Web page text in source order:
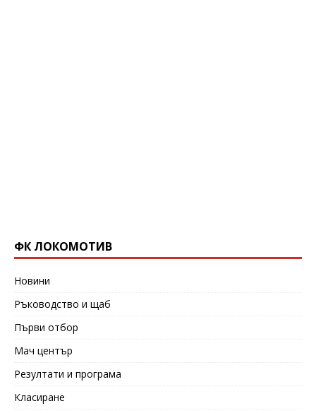
ФК ЛОКОМОТИВ
Новини
Ръководство и щаб
Първи отбор
Мач център
Резултати и програма
Класиране